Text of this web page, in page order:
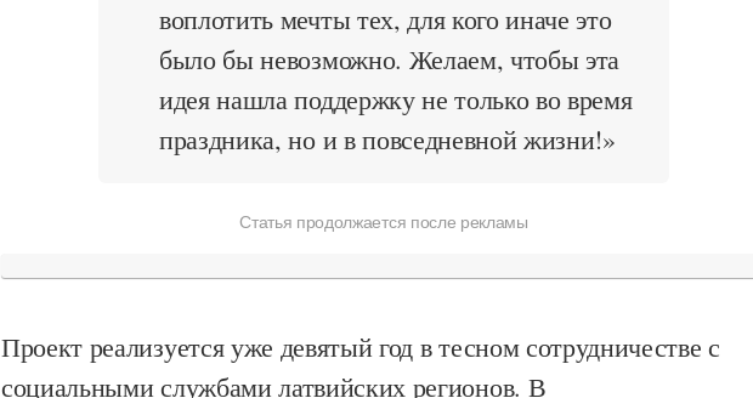
воплотить мечты тех, для кого иначе это
было бы невозможно. Желаем, чтобы эта
идея нашла поддержку не только во время
праздника, но и в повседневной жизни!»
Статья продолжается после рекламы
Проект реализуется уже девятый год в тесном сотрудничестве с
социальными службами латвийских регионов. В